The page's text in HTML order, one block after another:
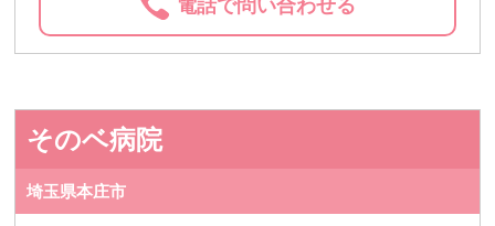
電話で問い合わせる
そのベ病院
埼玉県本庄市